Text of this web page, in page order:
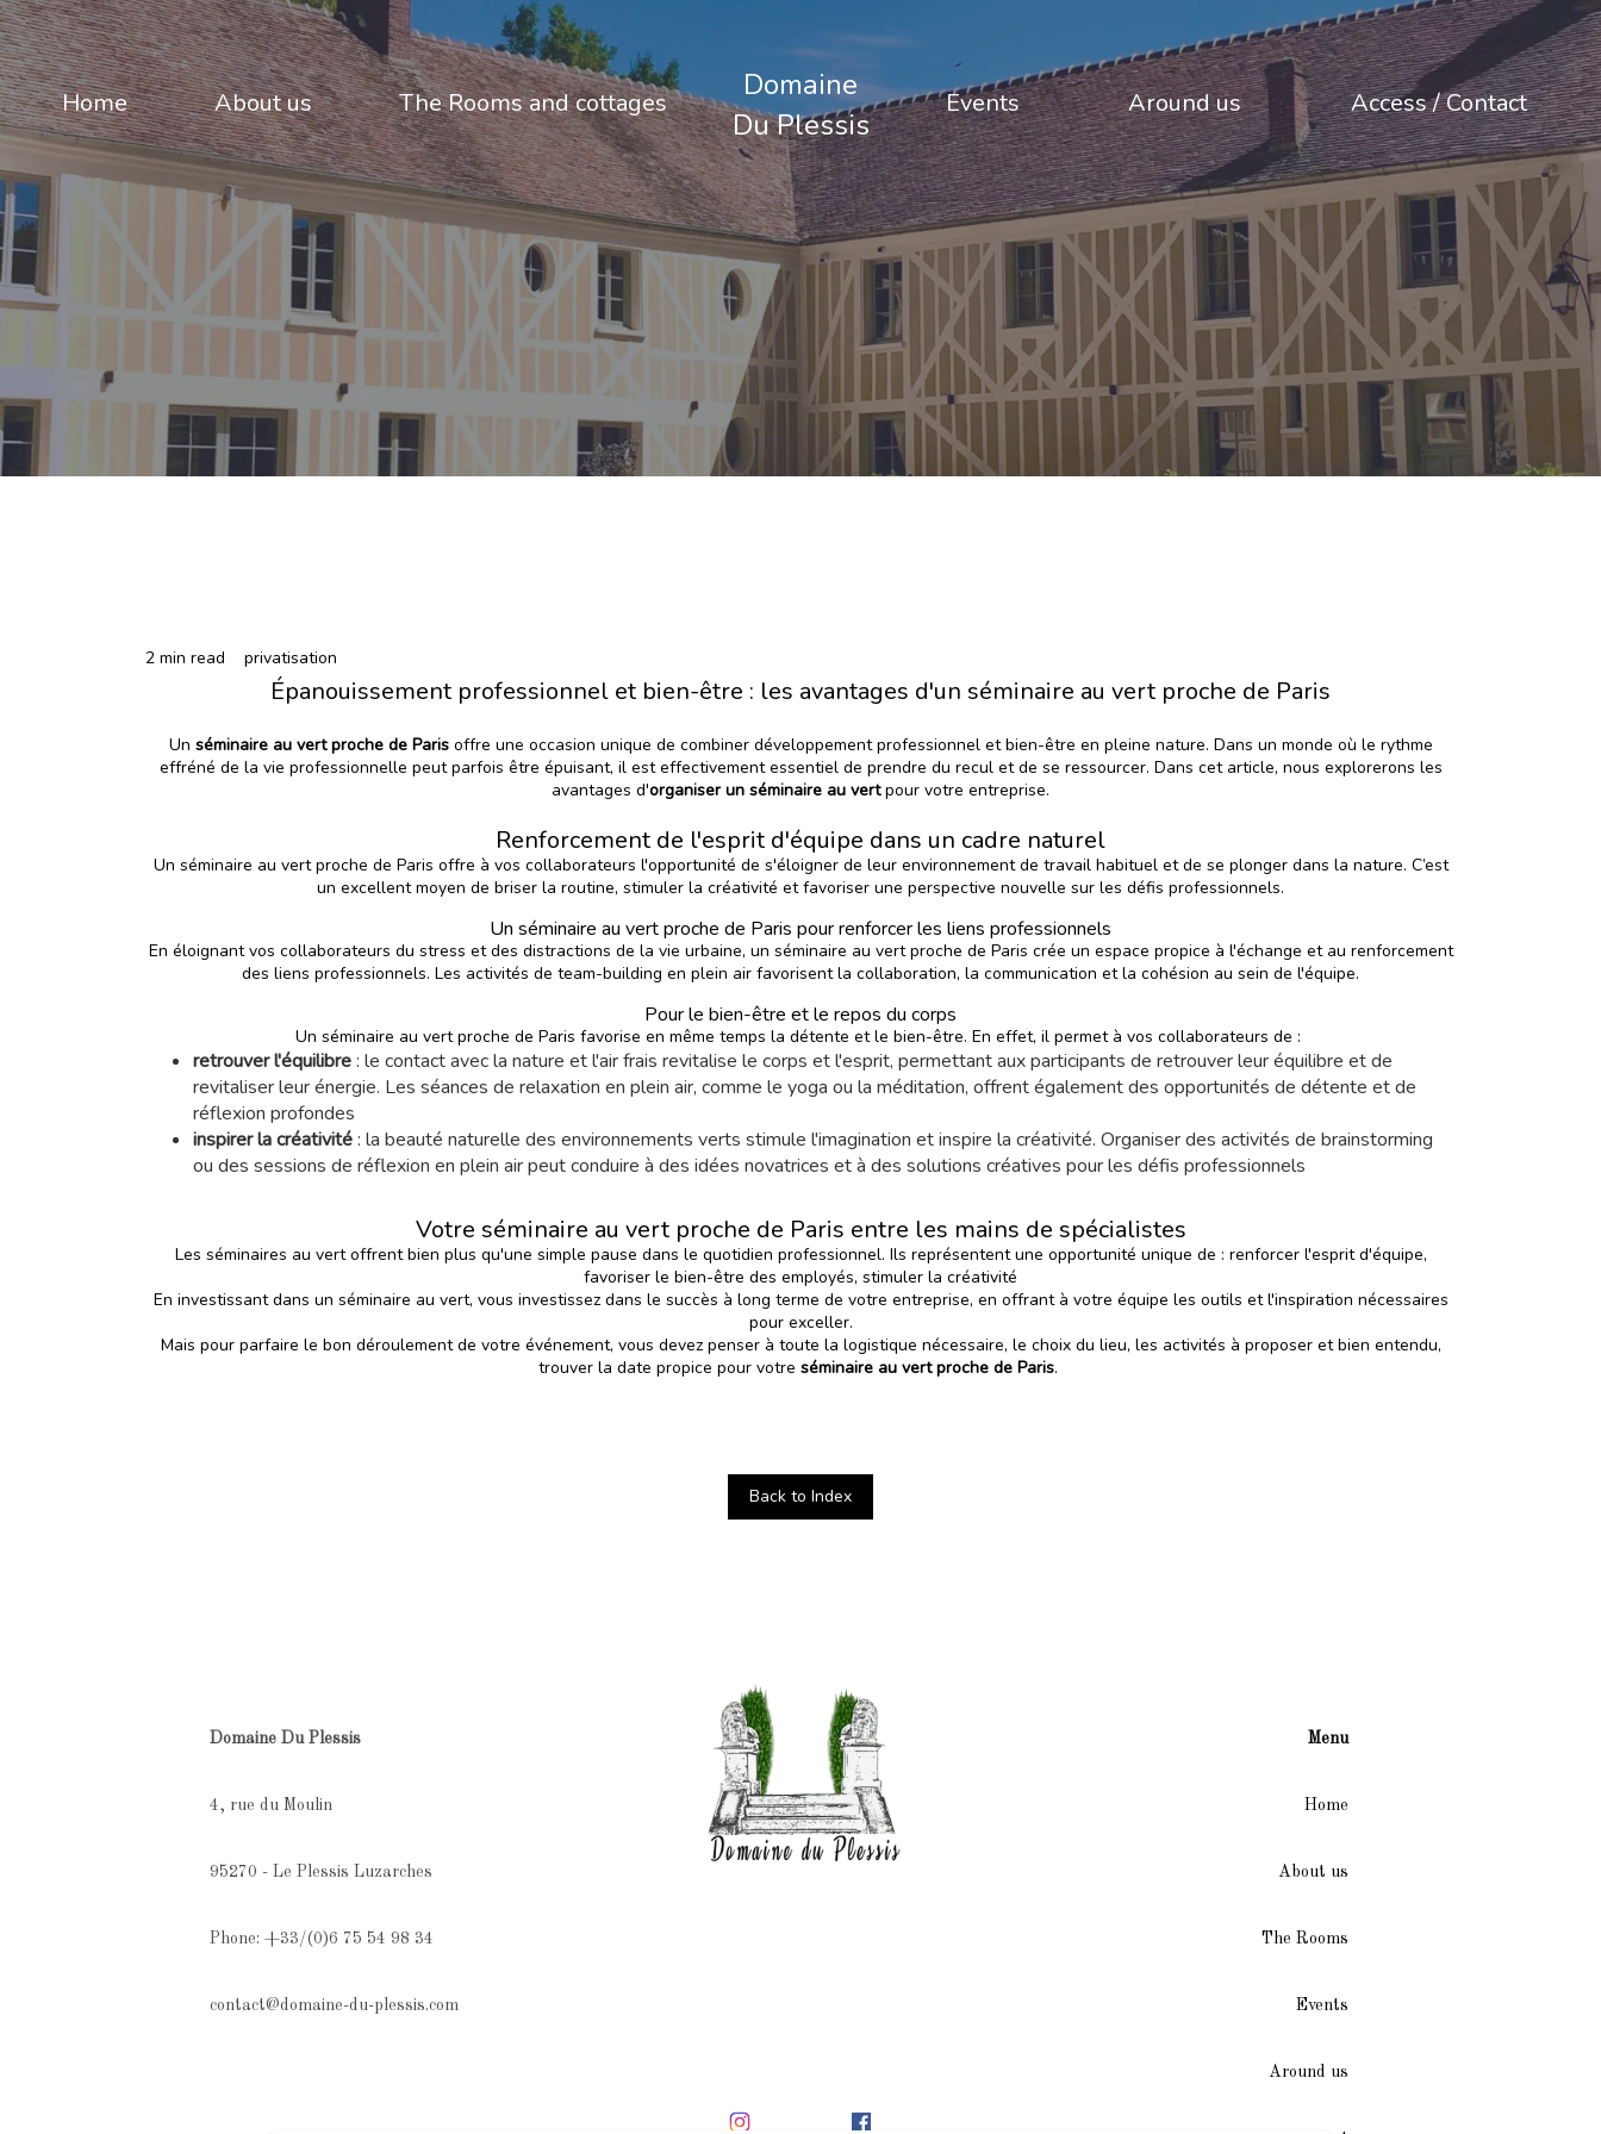
Home About us The Rooms and cottages
Domaine
Du Plessis
Events Around us Access / Contact
2 min read privatisation
Épanouissement professionnel et bien-être : les avantages d'un séminaire au vert proche de Paris
Un séminaire au vert proche de Parisoffre une occasion unique de combiner développement professionnel et bien-être en pleine nature. Dans un monde où le rythme
effréné de la vie professionnelle peut parfois être épuisant, il est effectivement essentiel de prendre du recul et de se ressourcer. Dans cet article, nous explorerons les
avantages d'organiser un séminaire au vertpour votre entreprise.
Renforcement de l'esprit d'équipe dans un cadre naturel
Un séminaire au vert proche de Paris offre à vos collaborateurs l'opportunité de s'éloigner de leur environnement de travail habituel et de se plonger dans la nature. C’est
un excellent moyen de briser la routine, stimuler la créativité et favoriser une perspective nouvelle sur les défis professionnels.
Un séminaire au vert proche de Paris pour renforcer les liens professionnels
En éloignant vos collaborateurs du stress et des distractions de la vie urbaine, un séminaire au vert proche de Paris crée un espace propice à l'échange et au renforcement
des liens professionnels. Les activités de team-building en plein air favorisent la collaboration, la communication et la cohésion au sein de l'équipe.
Pour le bien-être et le repos du corps
Un séminaire au vert proche de Paris favorise en même temps la détente et le bien-être. En effet, il permet à vos collaborateurs de :
retrouver l'équilibre: le contact avec la nature et l'air frais revitalise le corps et l'esprit, permettant aux participants de retrouver leur équilibre et de
revitaliser leur énergie. Les séances de relaxation en plein air, comme le yoga ou la méditation, offrent également des opportunités de détente et de
réflexion profondes
inspirer la créativité: la beauté naturelle des environnements verts stimule l'imagination et inspire la créativité. Organiser des activités de brainstorming
ou des sessions de réflexion en plein air peut conduire à des idées novatrices et à des solutions créatives pour les défis professionnels
Votre séminaire au vert proche de Paris entre les mains de spécialistes
Les séminaires au vert offrent bien plus qu'une simple pause dans le quotidien professionnel. Ils représentent une opportunité unique de : renforcer l'esprit d'équipe,
favoriser le bien-être des employés, stimuler la créativité
En investissant dans un séminaire au vert, vous investissez dans le succès à long terme de votre entreprise, en offrant à votre équipe les outils et l'inspiration nécessaires
pour exceller.
Mais pour parfaire le bon déroulement de votre événement, vous devez penser à toute la logistique nécessaire, le choix du lieu, les activités à proposer et bien entendu,
trouver la date propice pour votre séminaire au vert proche de Paris.
Back to Index
Domaine Du Plessis
4, rue du Moulin
95270 - Le Plessis Luzarches
Phone: +33/(0)6 75 54 98 34
contact@domaine-du-plessis.com
Menu
Home
About us
The Rooms
Events
Around us